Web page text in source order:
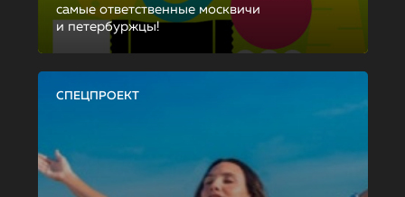
самые ответственные москвичи
и петербуржцы!
СПЕЦПРОЕКТ